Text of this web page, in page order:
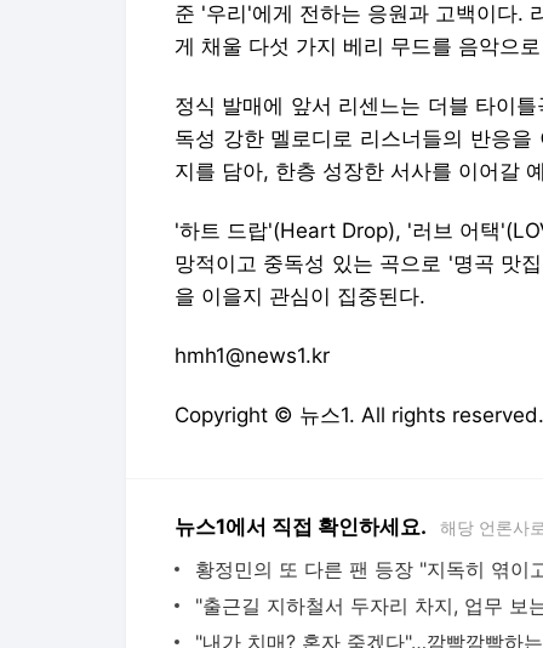
준 '우리'에게 전하는 응원과 고백이다.
게 채울 다섯 가지 베리 무드를 음악으
정식 발매에 앞서 리센느는 더블 타이
독성 강한 멜로디로 리스너들의 반응을
지를 담아, 한층 성장한 서사를 이어갈
'하트 드랍'(Heart Drop), '러브 어택
망적이고 중독성 있는 곡으로 '명곡 맛
을 이을지 관심이 집중된다.
hmh1@news1.kr
Copyright © 뉴스1. All rights
뉴스1에서 직접 확인하세요. 해당 언론사